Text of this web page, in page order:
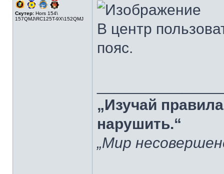
Скутер: Hors 154\
157QMJ\RC125T-9X\152QMJ
В центр
пояс.
„Изучай
нарушить.“
„Мир